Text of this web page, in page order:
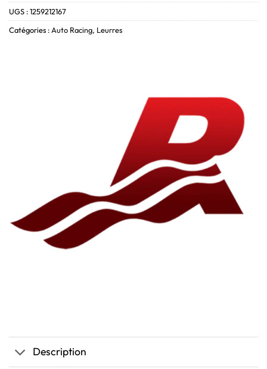
UGS :1259212167
Catégories : Auto Racing, Leurres
Description